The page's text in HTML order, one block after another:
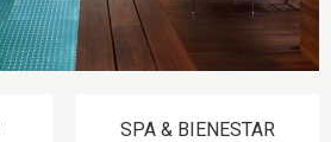
SPA & BIENESTAR